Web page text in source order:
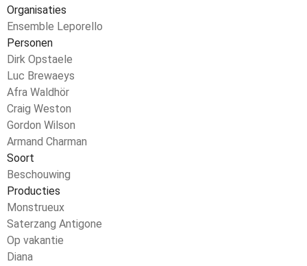
Organisaties
Ensemble Leporello
Personen
Dirk Opstaele
Luc Brewaeys
Afra Waldhör
Craig Weston
Gordon Wilson
Armand Charman
Soort
Beschouwing
Producties
Monstrueux
Saterzang Antigone
Op vakantie
Diana